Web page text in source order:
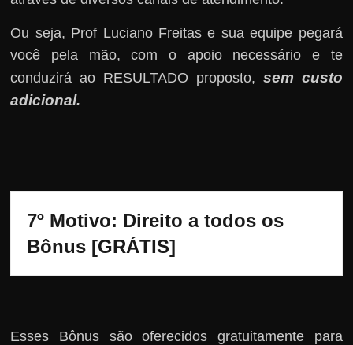
Ou seja, Prof Luciano Freitas e sua equipe pegará
você pela mão, com o apoio necessário e te
conduzirá ao RESULTADO proposto, sem custo
adicional.
7º Motivo: Direito a todos os
Bônus [GRÁTIS]
Esses Bônus são oferecidos gratuitamente para